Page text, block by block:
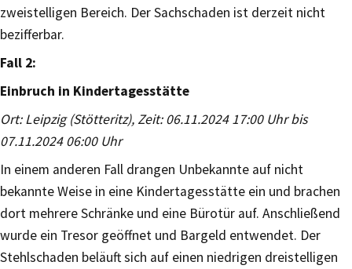
zweistelligen Bereich. Der Sachschaden ist derzeit nicht
bezifferbar.
Fall 2:
Einbruch in Kindertagesstätte
Ort: Leipzig (Stötteritz), Zeit: 06.11.2024 17:00 Uhr bis
07.11.2024 06:00 Uhr
In einem anderen Fall drangen Unbekannte auf nicht
bekannte Weise in eine Kindertagesstätte ein und brachen
dort mehrere Schränke und eine Bürotür auf. Anschließend
wurde ein Tresor geöffnet und Bargeld entwendet. Der
Stehlschaden beläuft sich auf einen niedrigen dreistelligen